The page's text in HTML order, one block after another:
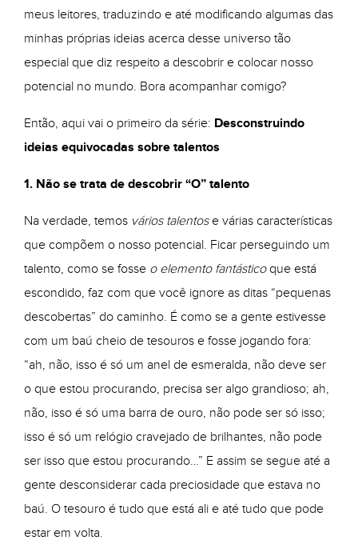
meus leitores, traduzindo e até modificando algumas das
minhas próprias ideias acerca desse universo tão
especial que diz respeito a descobrir e colocar nosso
potencial no mundo. Bora acompanhar comigo?
Então, aqui vai o primeiro da série: Desconstruindo
ideias equivocadas sobre talentos
1. Não se trata de descobrir “O” talento
Na verdade, temos vários talentose várias características
que compõem o nosso potencial. Ficar perseguindo um
talento, como se fosse o elemento fantásticoque está
escondido, faz com que você ignore as ditas “pequenas
descobertas” do caminho. É como se a gente estivesse
com um baú cheio de tesouros e fosse jogando fora:
“ah, não, isso é só um anel de esmeralda, não deve ser
o que estou procurando, precisa ser algo grandioso; ah,
não, isso é só uma barra de ouro, não pode ser só isso;
isso é só um relógio cravejado de brilhantes, não pode
ser isso que estou procurando…” E assim se segue até a
gente desconsiderar cada preciosidade que estava no
baú. O tesouro é tudo que está ali e até tudo que pode
estar em volta.